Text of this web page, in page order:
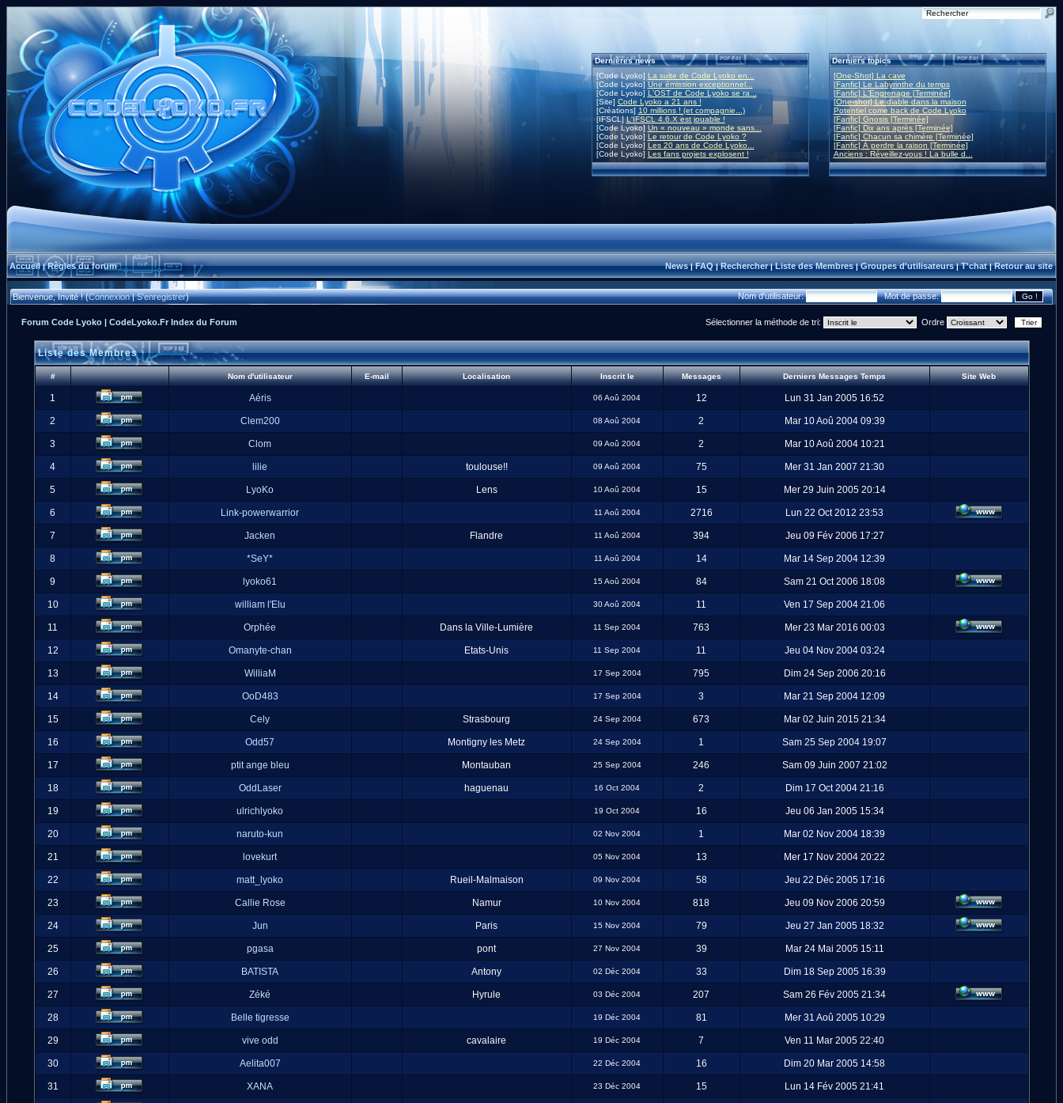
Dernières news
[Code Lyoko] La suite de Code Lyoko en...
[Code Lyoko]Une émission exceptionnel...
[Code Lyoko] L'OST de Code Lyoko se ra...
[Site] Code Lyoko a 21 ans !
[Créations] 10 millions ! (et compagnie...)
[IFSCL]L'IFSCL 4.6.X est jouable !
[Code Lyoko] Un « nouveau » monde sans...
[Code Lyoko] Le retour de Code Lyoko ?
[Code Lyoko] Les 20 ans de Code Lyoko...
[Code Lyoko] Les fans projets explosent !
Derniers topics
[One-Shot] La cave
[Fanfic] Le Labyrinthe du temps
[Fanfic] L'Engrenage [Terminée]
[One-shot] Le diable dans la maison
Potentiel come back de Code Lyoko
[Fanfic] Gnosis [Terminée]
[Fanfic] Dix ans après [Terminée]
[Fanfic] Chacun sa chimère [Terminée]
[Fanfic] À perdre la raison [Terminée]
Anciens : Réveillez-vous ! La bulle d...
Accueil|Règles du forum News|FAQ|Rechercher|Liste des Membres|Groupes d'utilisateurs|T'chat|Retour au site
Bienvenue, Invité ! (Connexion|S'enregistrer) Nom d'utilisateur: Mot de passe:
Forum Code Lyoko | CodeLyoko.Fr Index du Forum Sélectionner la méthode de tri: Ordre
Liste des Membres
# Nom d'utilisateur E-mail Localisation Inscrit le Messages Derniers Messages Temps Site Web
1 Aéris 06 Aoû 2004 12 Lun 31 Jan 2005 16:52
2 Clem200 08 Aoû 2004 2 Mar 10 Aoû 2004 09:39
3 Clom 09 Aoû 2004 2 Mar 10 Aoû 2004 10:21
4 lilie toulouse!! 09 Aoû 2004 75 Mer 31 Jan 2007 21:30
5 LyoKo Lens 10 Aoû 2004 15 Mer 29 Juin 2005 20:14
6 Link-powerwarrior 11 Aoû 2004 2716 Lun 22 Oct 2012 23:53
7 Jacken Flandre 11 Aoû 2004 394 Jeu 09 Fév 2006 17:27
8 *SeY* 11 Aoû 2004 14 Mar 14 Sep 2004 12:39
9 lyoko61 15 Aoû 2004 84 Sam 21 Oct 2006 18:08
10 william l'Elu 30 Aoû 2004 11 Ven 17 Sep 2004 21:06
11 Orphée Dans la Ville-Lumière 11 Sep 2004 763 Mer 23 Mar 2016 00:03
12 Omanyte-chan Etats-Unis 11 Sep 2004 11 Jeu 04 Nov 2004 03:24
13 WilliaM 17 Sep 2004 795 Dim 24 Sep 2006 20:16
14 OoD483 17 Sep 2004 3 Mar 21 Sep 2004 12:09
15 Cely Strasbourg 24 Sep 2004 673 Mar 02 Juin 2015 21:34
16 Odd57 Montigny les Metz 24 Sep 2004 1 Sam 25 Sep 2004 19:07
17 ptit ange bleu Montauban 25 Sep 2004 246 Sam 09 Juin 2007 21:02
18 OddLaser haguenau 16 Oct 2004 2 Dim 17 Oct 2004 21:16
19 ulrichlyoko 19 Oct 2004 16 Jeu 06 Jan 2005 15:34
20 naruto-kun 02 Nov 2004 1 Mar 02 Nov 2004 18:39
21 lovekurt 05 Nov 2004 13 Mer 17 Nov 2004 20:22
22 matt_lyoko Rueil-Malmaison 09 Nov 2004 58 Jeu 22 Déc 2005 17:16
23 Callie Rose Namur 10 Nov 2004 818 Jeu 09 Nov 2006 20:59
24 Jun Paris 15 Nov 2004 79 Jeu 27 Jan 2005 18:32
25 pgasa pont 27 Nov 2004 39 Mar 24 Mai 2005 15:11
26 BATISTA Antony 02 Déc 2004 33 Dim 18 Sep 2005 16:39
27 Zéké Hyrule 03 Déc 2004 207 Sam 26 Fév 2005 21:34
28 Belle tigresse 19 Déc 2004 81 Mer 31 Aoû 2005 10:29
29 vive odd cavalaire 19 Déc 2004 7 Ven 11 Mar 2005 22:40
30 Aelita007 22 Déc 2004 16 Dim 20 Mar 2005 14:58
31 XANA 23 Déc 2004 15 Lun 14 Fév 2005 21:41